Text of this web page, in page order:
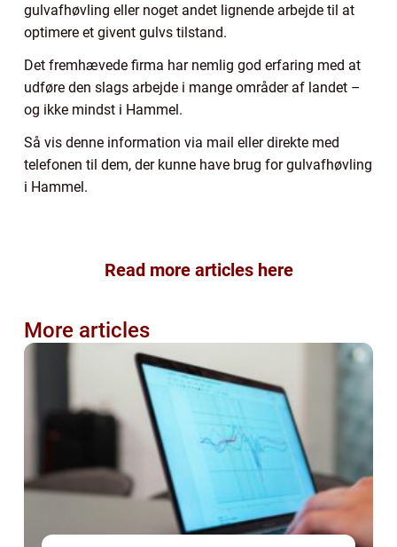
gulvafhøvling eller noget andet lignende arbejde til at
optimere et givent gulvs tilstand.
Det fremhævede firma har nemlig god erfaring med at
udføre den slags arbejde i mange områder af landet –
og ikke mindst i Hammel.
Så vis denne information via mail eller direkte med
telefonen til dem, der kunne have brug for gulvafhøvling
i Hammel.
Read more articles here
More articles